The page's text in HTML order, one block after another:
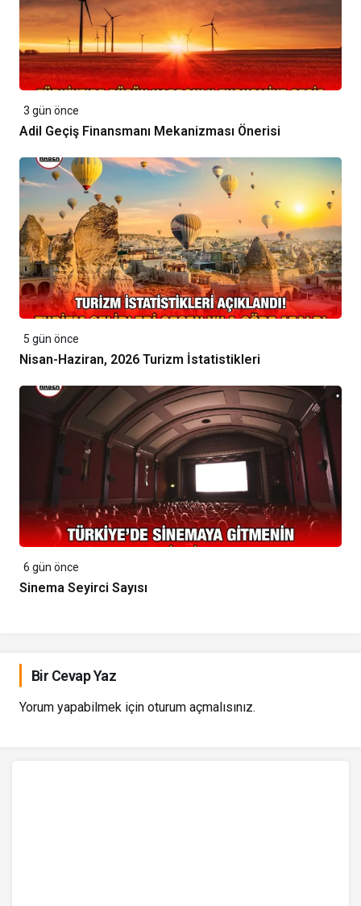
3 gün önce
Adil Geçiş Finansmanı Mekanizması Önerisi
5 gün önce
Nisan-Haziran, 2026 Turizm İstatistikleri
6 gün önce
Sinema Seyirci Sayısı
Bir Cevap Yaz
Yorum yapabilmek için oturum açmalısınız.